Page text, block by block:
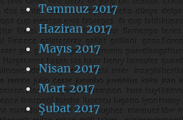
Temmuz 2017
Haziran 2017
Mayıs 2017
Nisan 2017
Mart 2017
Şubat 2017